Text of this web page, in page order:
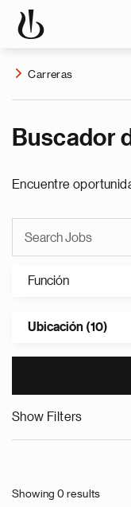
Carreras
Buscador
Encuentre
Función
Ubicación (10)
Show Filters
Showing 0 results